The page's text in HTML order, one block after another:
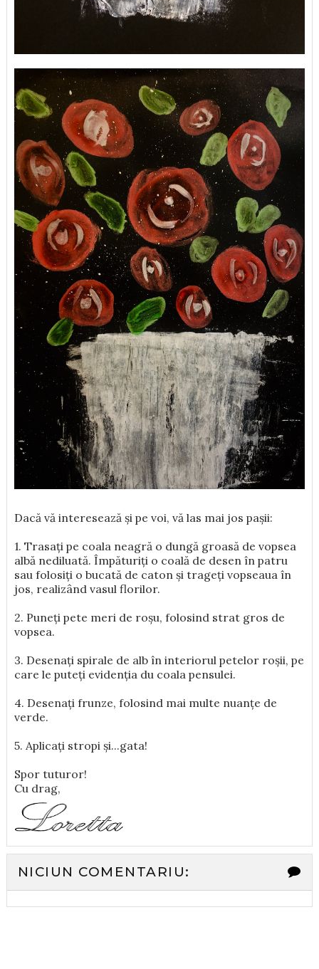
Dacă vă interesează și pe voi, vă las mai jos pașii:
1. Trasați pe coala neagră o dungă groasă de vopsea
albă nediluată. Împăturiți o coală de desen în patru
sau folosiți o bucată de caton și trageți vopseaua în
jos, realizând vasul florilor.
2. Puneți pete meri de roșu, folosind strat gros de
vopsea.
3. Desenați spirale de alb în interiorul petelor roșii, pe
care le puteți evidenția du coala pensulei.
4. Desenați frunze, folosind mai multe nuanțe de
verde.
5. Aplicați stropi și...gata!
Spor tuturor!
Cu drag,
NICIUN COMENTARIU: